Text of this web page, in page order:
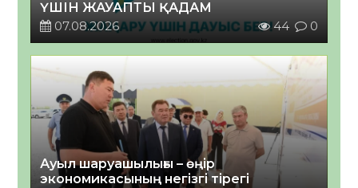
ҮШІН ЖАУАПТЫ ҚАДАМ
07.08.2026
44 0
Ауыл шаруашылығы – өңір
экономикасының негізгі тірегі